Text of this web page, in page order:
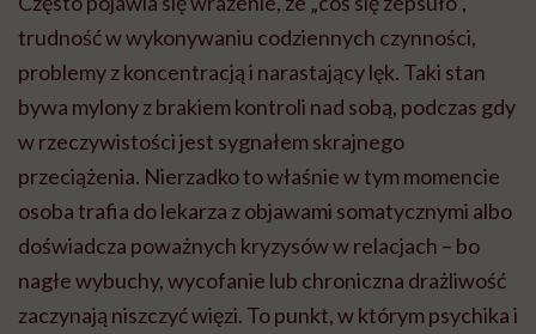
trudność w wykonywaniu codziennych czynności,
problemy z koncentracją i narastający lęk. Taki stan
bywa mylony z brakiem kontroli nad sobą, podczas gdy
w rzeczywistości jest sygnałem skrajnego
przeciążenia. Nierzadko to właśnie w tym momencie
osoba trafia do lekarza z objawami somatycznymi albo
doświadcza poważnych kryzysów w relacjach – bo
nagłe wybuchy, wycofanie lub chroniczna drażliwość
zaczynają niszczyć więzi. To punkt, w którym psychika i